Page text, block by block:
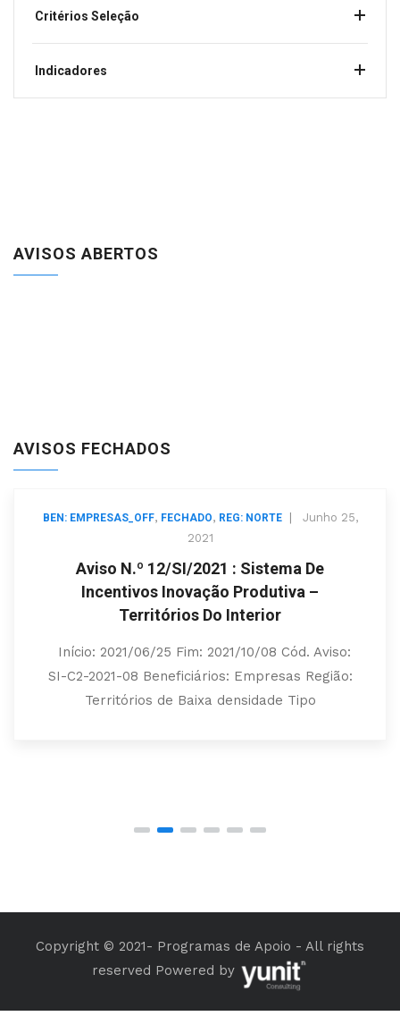
Critérios Seleção
Indicadores
AVISOS ABERTOS
AVISOS FECHADOS
BEN: EMPRESAS_OFF, FECHADO, REG: NORTE| Junho 25,
2021
Aviso N.º 12/SI/2021 : Sistema De
Incentivos Inovação Produtiva –
Territórios Do Interior
Início: 2021/06/25 Fim: 2021/10/08 Cód. Aviso:
SI-C2-2021-08 Beneficiários: Empresas Região:
Territórios de Baixa densidade Tipo
Copyright © 2021- Programas de Apoio - All rights
reserved Powered by